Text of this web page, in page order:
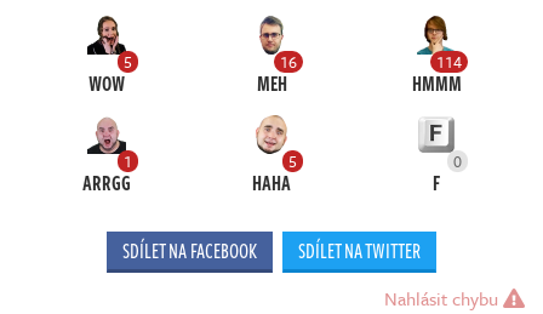
5
WOW
16
MEH
114
HMMM
1
ARRGG
5
HAHA
0
F
SDÍLET NA FACEBOOK SDÍLET NA TWITTER
Nahlásit chybu